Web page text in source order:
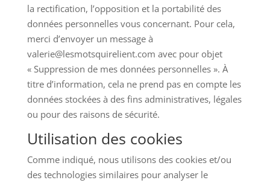
la rectification, l’opposition et la portabilité des
données personnelles vous concernant. Pour cela,
merci d’envoyer un message à
valerie@lesmotsquirelient.com avec pour objet
« Suppression de mes données personnelles ». À
titre d’information, cela ne prend pas en compte les
données stockées à des fins administratives, légales
ou pour des raisons de sécurité.
Utilisation des cookies
Comme indiqué, nous utilisons des cookies et/ou
des technologies similaires pour analyser le